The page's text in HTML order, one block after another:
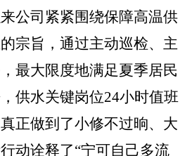
公司紧紧围绕保障高温供
宗旨，通过主动巡检、主
最大限度地满足夏季居民
供水关键岗位24小时值班
正做到了小修不过晌、大
动诠释了“宁可自己多流